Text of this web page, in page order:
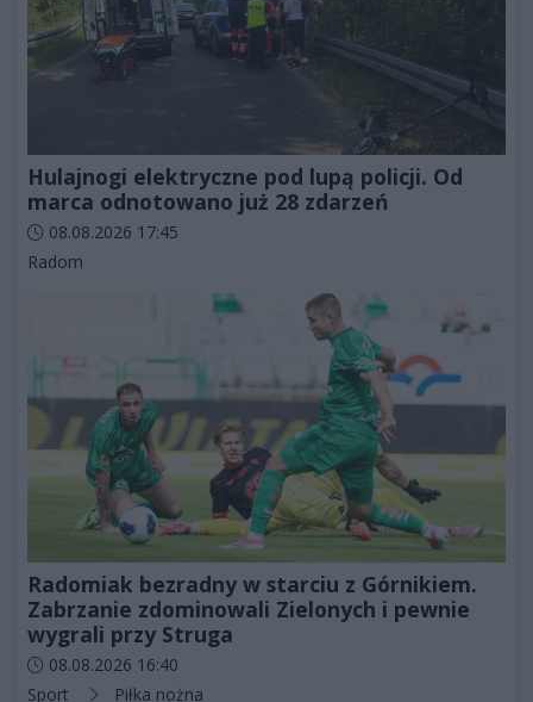
Hulajnogi elektryczne pod lupą policji. Od
marca odnotowano już 28 zdarzeń
Data dodania artykułu:
08.08.2026 17:45
Kategorie artykułu:
Radom
Radomiak bezradny w starciu z Górnikiem.
Zabrzanie zdominowali Zielonych i pewnie
wygrali przy Struga
Data dodania artykułu:
08.08.2026 16:40
Kategorie artykułu:
Sport Piłka nożna